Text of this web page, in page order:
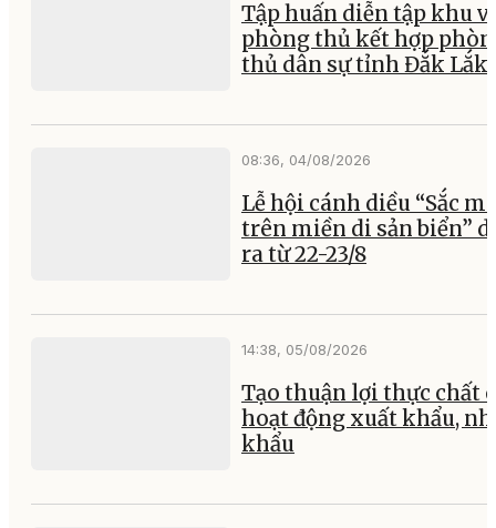
Tập huấn diễn tập khu
phòng thủ kết hợp
thủ dân sự tỉnh Đắk Lắk
08:36, 04/08/2026
Lễ hội cánh diều “Sắc
trên miền di sản biển”
ra từ 22-23/8
14:38, 05/08/2026
Tạo thuận lợi thực chất
hoạt động xuất khẩu,
khẩu